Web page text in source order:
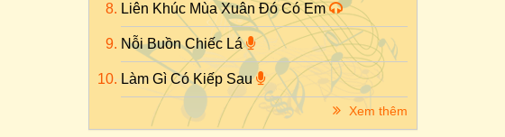
Liên Khúc Mùa Xuân Đó Có Em
Nỗi Buồn Chiếc Lá
Làm Gì Có Kiếp Sau
Xem thêm